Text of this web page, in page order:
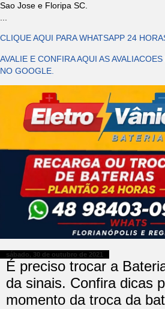
Sao Jose e Floripa SC.
CLIQUE AQUI PARA WHATSAPP 24
AVALIE E CONFIRA AQUI AS
NO GOOGLE.
sábado, 30 de outubro de 2021
É preciso trocar a
da sinais. Confira dicas
momento da troca da